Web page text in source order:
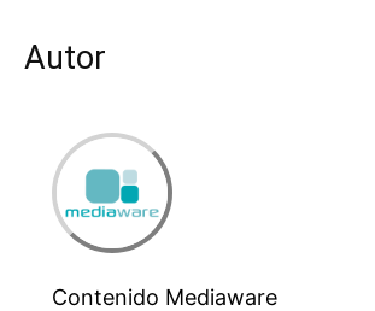
Autor
Contenido Mediaware